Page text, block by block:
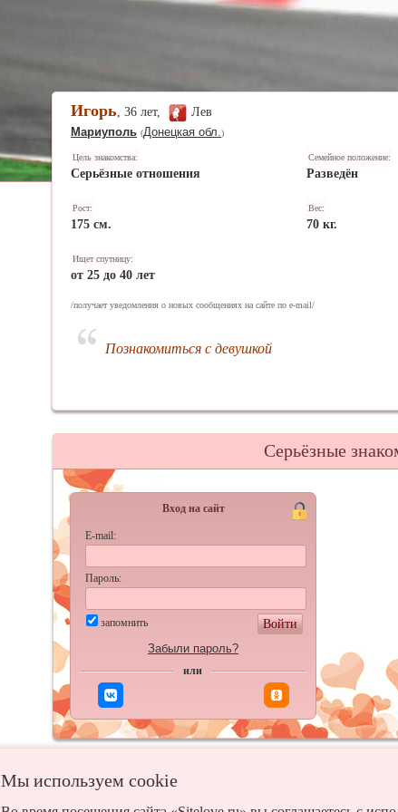
Игорь, 36 лет,
Лев
Мариуполь (Донецкая обл.)
Цель знакомства:
Серьёзные отношения
Семейное положение:
Разведён
Рост:
175 см.
Вес:
70 кг.
Ищет спутницу:
от 25 до 40 лет
/получает уведомления о новых сообщениях на сайте по e-mail/
Познакомиться с девушкой
Мы используем сookie
Серьёзные
Вход на сайт
E-mail:
Пароль:
запомнить
Войти
Забыли пароль?
или